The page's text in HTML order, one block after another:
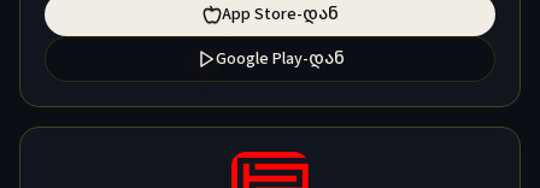
App Store-დან
Google Play-დან